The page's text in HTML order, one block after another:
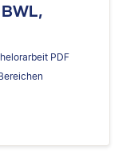
PDF